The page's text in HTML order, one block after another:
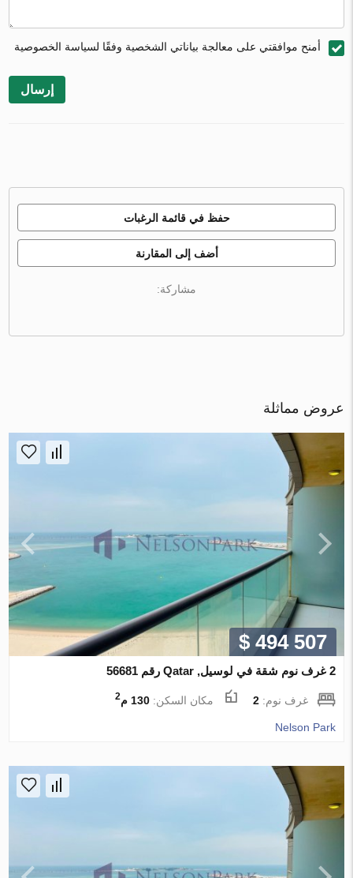
أمنح موافقتي على معالجة بياناتي الشخصية وفقًا لسياسة الخصوصية
إرسال
حفظ في قائمة الرغبات
أضف إلى المقارنة
مشاركة:
عروض مماثلة
$ 494 507
2 غرف نوم شقة في لوسيل, Qatar رقم 56681
غرف نوم:2 مكان السكن:130 م 2
Nelson Park